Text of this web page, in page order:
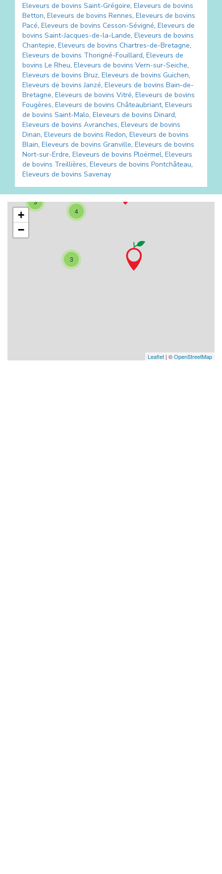
Eleveurs de bovins Saint-Grégoire, Eleveurs de bovins
Betton, Eleveurs de bovins Rennes, Eleveurs de bovins
Pacé, Eleveurs de bovins Cesson-Sévigné, Eleveurs de
bovins Saint-Jacques-de-la-Lande, Eleveurs de bovins
Chantepie, Eleveurs de bovins Chartres-de-Bretagne,
Eleveurs de bovins Thorigné-Fouillard, Eleveurs de
bovins Le Rheu, Eleveurs de bovins Vern-sur-Seiche,
Eleveurs de bovins Bruz, Eleveurs de bovins Guichen,
Eleveurs de bovins Janzé, Eleveurs de bovins Bain-de-
Bretagne, Eleveurs de bovins Vitré, Eleveurs de bovins
Fougères, Eleveurs de bovins Châteaubriant, Eleveurs
de bovins Saint-Malo, Eleveurs de bovins Dinard,
Eleveurs de bovins Avranches, Eleveurs de bovins
Dinan, Eleveurs de bovins Redon, Eleveurs de bovins
Blain, Eleveurs de bovins Granville, Eleveurs de bovins
Nort-sur-Erdre, Eleveurs de bovins Ploërmel, Eleveurs
de bovins Treillières, Eleveurs de bovins Pontchâteau,
Eleveurs de bovins Savenay
3
4
3
+
−
Leaflet | ©OpenStreetMap